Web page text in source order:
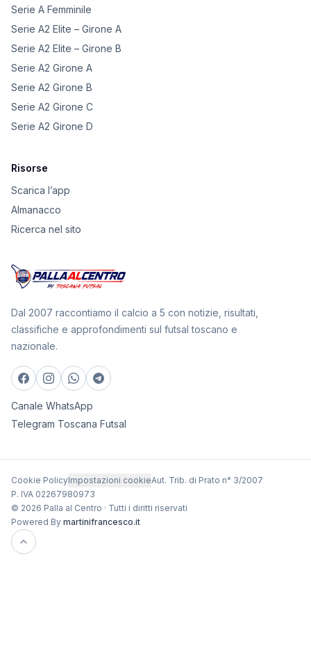
Serie A Femminile
Serie A2 Elite – Girone A
Serie A2 Elite – Girone B
Serie A2 Girone A
Serie A2 Girone B
Serie A2 Girone C
Serie A2 Girone D
Risorse
Scarica l’app
Almanacco
Ricerca nel sito
Dal 2007 raccontiamo il calcio a 5 con notizie, risultati,
classifiche e approfondimenti sul futsal toscano e
nazionale.
Canale WhatsApp
Telegram Toscana Futsal
Cookie PolicyImpostazioni cookieAut. Trib. di Prato n° 3/2007
P. IVA 02267980973
© 2026 Palla al Centro · Tutti i diritti riservati
Powered By martinifrancesco.it